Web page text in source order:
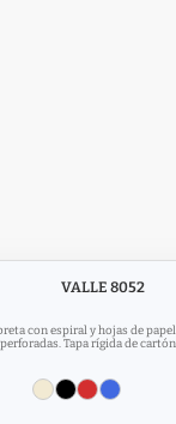
VALLE 8052
con espiral y hojas de
Tapa rígida de